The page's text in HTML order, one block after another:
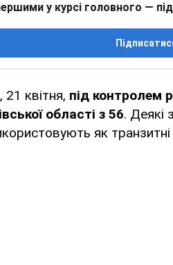
у курсі головного —
квітня, під контролем
області з 56. Деякі
як